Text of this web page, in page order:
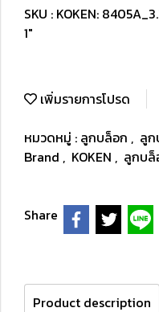
SKU : KOKEN:
1"
เพิ่มรายการโปรด
หมวดหมู่ : ลูกบล็อก , ลูก
Brand , KOKEN , ลูกบล็
Share
Product description